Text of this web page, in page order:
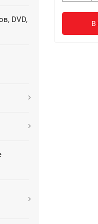
DVD,
В